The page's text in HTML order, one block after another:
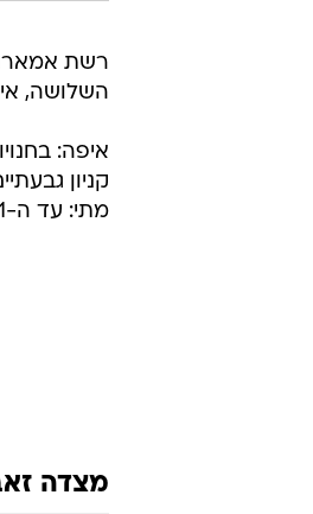
השלושה,
איפה: בחנויות הרשת
קניון
מתי: עד ה-15.1.2011
מצדה